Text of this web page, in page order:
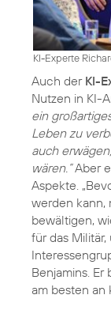
KI-Experte
Auch der KI-
Nutzen in KI-
ein
Leben zu
auch
wären.“Aber
Aspekte.
werden kann,
bewältigen,
für das
Benjamins. Er
am besten